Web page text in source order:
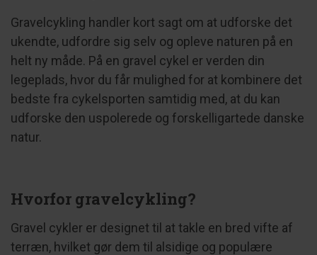
Gravelcykling handler kort sagt om at udforske det
ukendte, udfordre sig selv og opleve naturen på en
helt ny måde. På en gravel cykel er verden din
legeplads, hvor du får mulighed for at kombinere det
bedste fra cykelsporten samtidig med, at du kan
udforske den uspolerede og forskelligartede danske
natur.
Hvorfor gravelcykling?
Gravel cykler er designet til at takle en bred vifte af
terræn, hvilket gør dem til alsidige og populære